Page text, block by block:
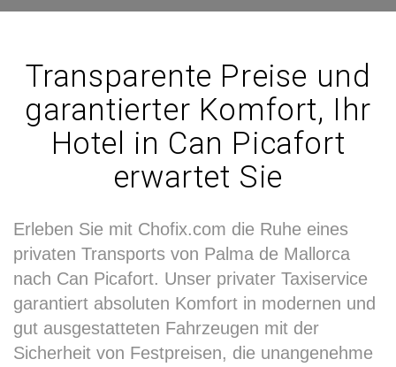
Transparente Preise und
garantierter Komfort, Ihr
Hotel in Can Picafort
erwartet Sie
Erleben Sie mit Chofix.com die Ruhe eines
privaten Transports von Palma de Mallorca
nach Can Picafort. Unser privater Taxiservice
garantiert absoluten Komfort in modernen und
gut ausgestatteten Fahrzeugen mit der
Sicherheit von Festpreisen, die unangenehme